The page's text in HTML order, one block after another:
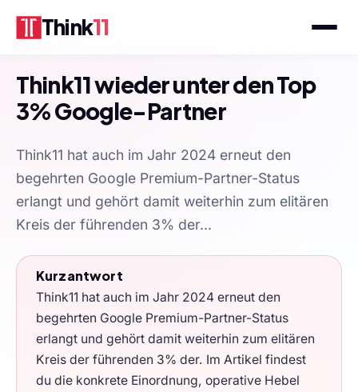
Think11
Think11 wieder unter den Top
3% Google-Partner
Think11 hat auch im Jahr 2024 erneut den
begehrten Google Premium-Partner-Status
erlangt und gehört damit weiterhin zum elitären
Kreis der führenden 3% der...
Kurzantwort
Think11 hat auch im Jahr 2024 erneut den
begehrten Google Premium-Partner-Status
erlangt und gehört damit weiterhin zum elitären
Kreis der führenden 3% der. Im Artikel findest
du die konkrete Einordnung, operative Hebel